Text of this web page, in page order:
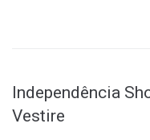
Independência
Vestire